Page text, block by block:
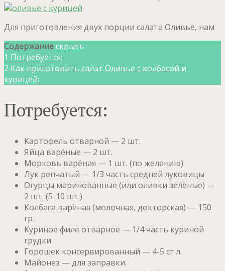
Для приготовления двух порции салата Оливье, нам
Содержаниескрыть
1 Потребуется:
2 Как приготовить салат Оливье с колбасой и
курицей:
Потребуется:
Картофель отварной — 2 шт.
Яйца варёные — 2 шт.
Морковь варёная — 1 шт. (по желанию)
Лук репчатый — 1/3 часть средней луковицы
Огурцы маринованные (или оливки зелёные) —
2 шт. (5-10 шт.)
Колбаса варёная (молочная, докторская) — 150
гр.
Куриное филе отварное — 1/4 часть куриной
грудки
Горошек консервированный — 4-5 ст.л.
Майонез — для заправки.